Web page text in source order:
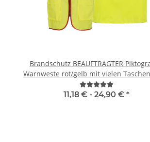
Brandschutz BEAUFTRAGTER
Warnweste rot/gelb mit vielen Taschen
"BRAND22 Linie"
11,18 € - 24,90 € *